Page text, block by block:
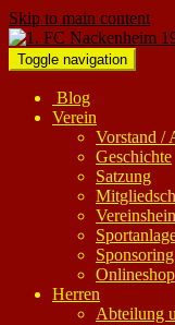
Skip to main content
Toggle navigation
Blog
Verein
Vorstand /
Geschichte
Satzung
Onlineshop
Herren
Abteilung